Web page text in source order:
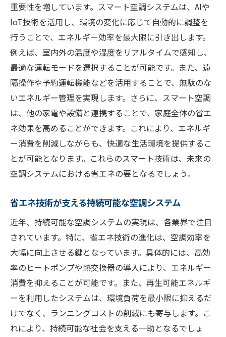
重要性を増しています。スマート空調システムは、AIや
IoT技術を活用し、環境の変化に応じて自動的に調整を
行うことで、エネルギー効率を最大限に引き出します。
例えば、室内外の温度や湿度をリアルタイムで感知し、
最適な運転モードを選択することが可能です。また、遠
隔操作や予約運転機能などを活用することで、無駄のな
いエネルギー管理を実現します。さらに、スマート空調
は、他の家電や設備と連携することで、家庭全体の省エ
ネ効果を高めることができます。これにより、エネルギ
ー消費を削減しながらも、快適な生活環境を提供するこ
とが可能となります。これらのスマート技術は、未来の
空調システムにおける省エネの要となるでしょう。
省エネ技術が支える持続可能な空調システム
近年、持続可能な空調システムの実現は、各業界で注目
されています。特に、省エネ技術の進化は、空調効率を
大幅に向上させる鍵となっています。具体的には、高効
率のヒートポンプや熱交換器の導入により、エネルギー
消費を抑えることが可能です。また、再生可能エネルギ
ーを利用したシステムは、環境負荷を最小限に抑えるだ
けでなく、ランニングコストの削減にも寄与します。こ
れにより、持続可能な社会を支える一助となるでしょ